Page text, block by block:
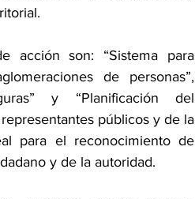
acción son: “Sistema para
de personas”,
y “Planificación del
públicos y de la
para el reconocimiento de
y de la autoridad.